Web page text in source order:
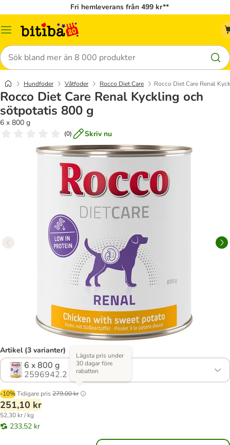
Fri hemleverans från 499 kr**
Meny
Sök
Hundfoder Våtfoder Rocco Diet Care Rocco Diet Care Renal
Rocco Diet Care Renal Kyckling och
sötpotatis 800 g
6 x 800 g
(0) Skriv nu
Artikel (3 varianter)
6 x 800 g
2596942.2
-10%Tidigare pris 279,00 kr
Lägsta pris under
30 dagar före
rabatten
251,10 kr
52,30 kr / kg
233,52 kr